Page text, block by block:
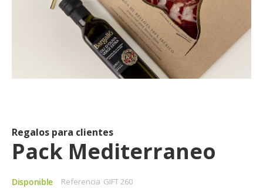
de
la
galería
imágenes
Regalos para clientes
Pack Mediterraneo
Disponible Referencia GIFT 260